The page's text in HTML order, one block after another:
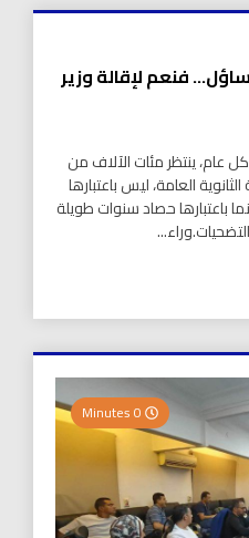
فنعم لإقالة وزير
ينتظر مئات الآلاف من
العامة، ليس باعتبارها
باعتبارها حصاد سنوات طويلة